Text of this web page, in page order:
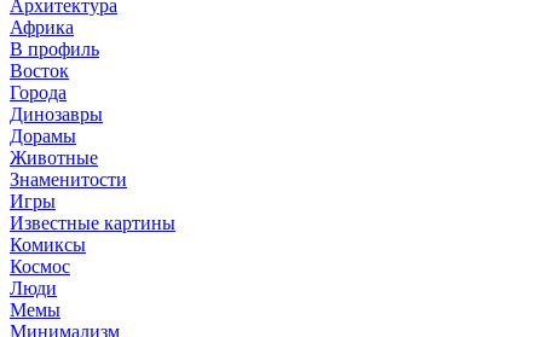
Архитектура
Африка
В профиль
Восток
Города
Динозавры
Дорамы
Животные
Знаменитости
Игры
Известные картины
Комиксы
Космос
Люди
Мемы
Минимализм